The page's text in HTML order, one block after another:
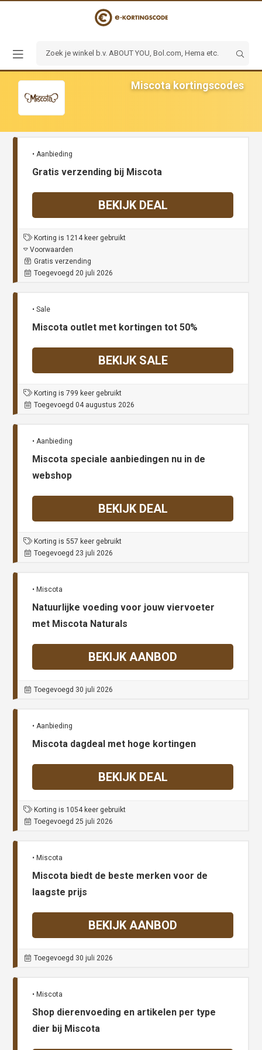
Miscota kortingscodes
• Aanbieding
Gratis verzending bij Miscota
BEKIJK DEAL
Korting is 1214 keer gebruikt
Voorwaarden
Gratis verzending
Toegevoegd 20 juli 2026
• Sale
Miscota outlet met kortingen tot 50%
BEKIJK SALE
Korting is 799 keer gebruikt
Toegevoegd 04 augustus 2026
• Aanbieding
Miscota speciale aanbiedingen nu in de
webshop
BEKIJK DEAL
Korting is 557 keer gebruikt
Toegevoegd 23 juli 2026
• Miscota
Natuurlijke voeding voor jouw viervoeter
met Miscota Naturals
BEKIJK AANBOD
Toegevoegd 30 juli 2026
• Aanbieding
Miscota dagdeal met hoge kortingen
BEKIJK DEAL
Korting is 1054 keer gebruikt
Toegevoegd 25 juli 2026
• Miscota
Miscota biedt de beste merken voor de
laagste prijs
BEKIJK AANBOD
Toegevoegd 30 juli 2026
• Miscota
Shop dierenvoeding en artikelen per type
dier bij Miscota